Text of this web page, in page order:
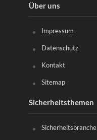
Über uns
Impressum
Datenschutz
Kontakt
Sitemap
Sicherheitsthemen
Sicherheitsbranche